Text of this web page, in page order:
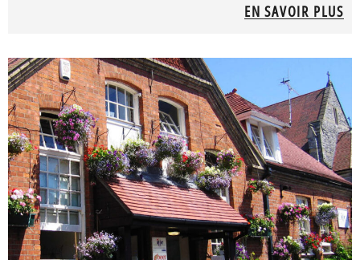
EN SAVOIR PLUS